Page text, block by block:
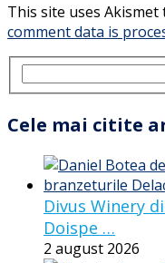
This site uses Akismet
comment data is
Cele mai citite
Divus Winery
Doispe …
2 august 2026